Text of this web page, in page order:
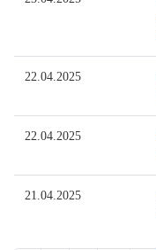
22.04.2025
22.04.2025
21.04.2025